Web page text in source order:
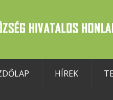
HÍREK